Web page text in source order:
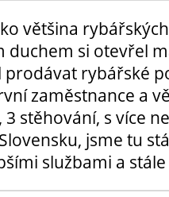
většina
duchem si otevřel
prodávat rybářské
zaměstnance a
3 stěhování, s více
jsme tu
službami a